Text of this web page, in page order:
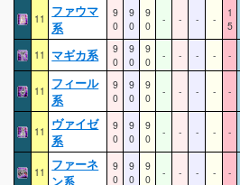
11
ファウマ
系
9
0
9
0
9
0
- - - -
1
5
11 マギカ系
9
0
9
0
9
0
- - - - -
11
フィール
系
9
0
9
0
9
0
- - - - -
11
ヴァイゼ
系
9
0
9
0
9
0
- - - - -
11
ファーネ
ン系
9
0
9
0
9
0
- - - - -